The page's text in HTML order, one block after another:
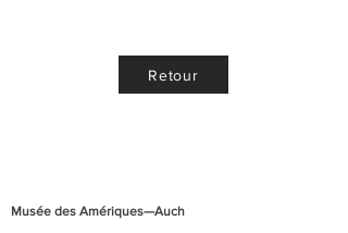
Retour
Musée des Amériques—Auch